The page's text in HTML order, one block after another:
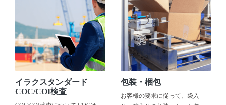
イラクスタンダード
COC/COI検査
包装・梱包
お客様の要求に従って、袋入